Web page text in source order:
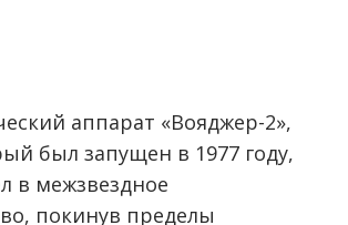
аппарат «Вояджер-2»,
был запущен в 1977 году,
в межзвездное
покинув пределы